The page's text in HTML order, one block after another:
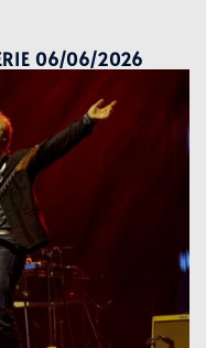
06/06/2026